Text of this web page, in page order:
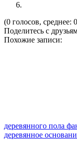
(0 голосов, среднее:
Поделитесь с
Похожие записи:
деревянного пола
деревянное